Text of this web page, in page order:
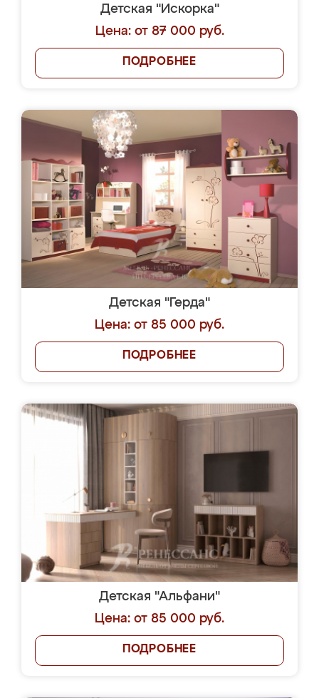
Детская "Искорка"
Цена: от 87 000 руб.
ПОДРОБНЕЕ
Детская "Герда"
Цена: от 85 000 руб.
ПОДРОБНЕЕ
Детская "Альфани"
Цена: от 85 000 руб.
ПОДРОБНЕЕ